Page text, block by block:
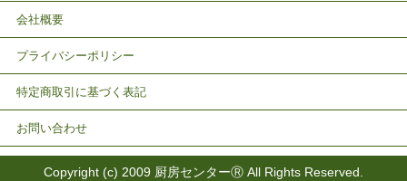
会社概要
プライバシーポリシー
特定商取引に基づく表記
お問い合わせ
Copyright (c) 2009 厨房センターⓇ All Rights Reserved.